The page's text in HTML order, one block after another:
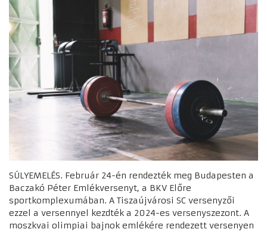
SÚLYEMELÉS. Február 24-én rendezték meg Budapesten a
Baczakó Péter Emlékversenyt, a BKV Előre
sportkomplexumában. A Tiszaújvárosi SC versenyzői
ezzel a versennyel kezdték a 2024-es versenyszezont. A
moszkvai olimpiai bajnok emlékére rendezett versenyen